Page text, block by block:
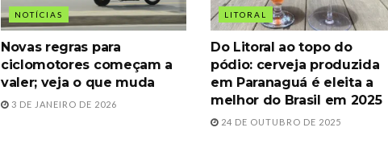
NOTÍCIAS
Novas regras para
ciclomotores começam a
valer; veja o que muda
3 DE JANEIRO DE 2026
LITORAL
Do Litoral ao topo do
pódio: cerveja produzida
em Paranaguá é eleita a
melhor do Brasil em 2025
24 DE OUTUBRO DE 2025